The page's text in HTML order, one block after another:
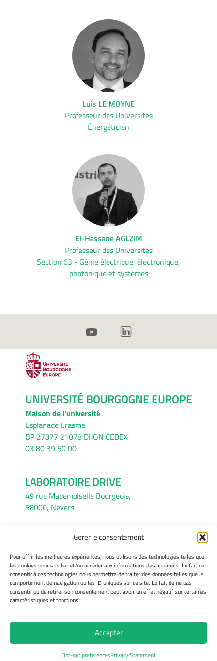
Gérer le consentement
Pour offrir les meilleures expériences, nous utilisons des technologies telles que
les cookies pour stocker et/ou accéder aux informations des appareils. Le fait de
consentir à ces technologies nous permettra de traiter des données telles que le
comportement de navigation ou les ID uniques sur ce site. Le fait de ne pas
consentir ou de retirer son consentement peut avoir un effet négatif sur certaines
caractéristiques et fonctions.
Accepter
Opt-out preferencesPrivacy Statement
Luis LE MOYNE
Professeur des Universités
Énergéticien
El-Hassane AGLZIM
Professeur des Universités
Section 63 - Génie électrique, électronique,
photonique et systèmes
UNIVERSITÉ BOURGOGNE EUROPE
Maison de l'université
Esplanade Erasme
BP 27877 21078 DIJON CEDEX
03 80 39 50 00
LABORATOIRE DRIVE
49 rue Mademoiselle Bourgeois,
58000, Nevers
INFORMATIONS LÉGALES
Mentions légales
Gérer mes cookies
Avertissement
Politique de cookies
Site Officiel - Drive @ 2026
Copyright Université de Bourgogne Europe